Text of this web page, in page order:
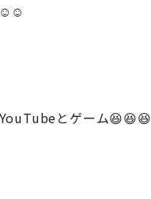
とゲーム😆😆😆